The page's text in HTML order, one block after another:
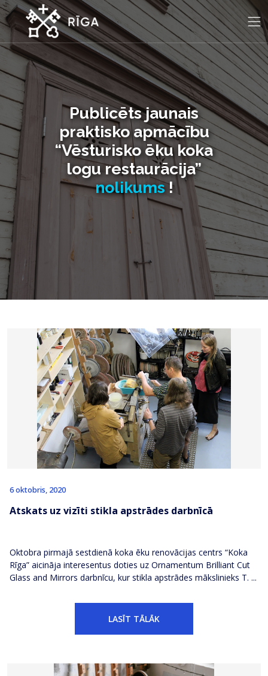
Publicēts jaunais
praktisko apmācību
“Vēsturisko ēku koka
logu restaurācija”
nolikums!
6 oktobris, 2020
Atskats uz vizīti stikla apstrādes darbnīcā
Oktobra pirmajā sestdienā koka ēku renovācijas centrs “Koka
Rīga” aicināja interesentus doties uz Ornamentum Brilliant Cut
Glass and Mirrors darbnīcu, kur stikla apstrādes mākslinieks T. ...
LASĪT TĀLĀK